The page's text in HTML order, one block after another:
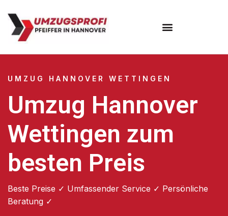
UMZUG HANNOVER WETTINGEN
Umzug Hannover
Wettingen zum
besten Preis
Beste Preise ✓ Umfassender Service ✓ Persönliche
Beratung ✓